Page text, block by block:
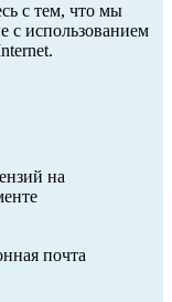
с тем, что мы
с использованием
на
почта